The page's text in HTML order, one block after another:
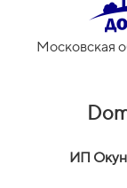
Московская
ИП